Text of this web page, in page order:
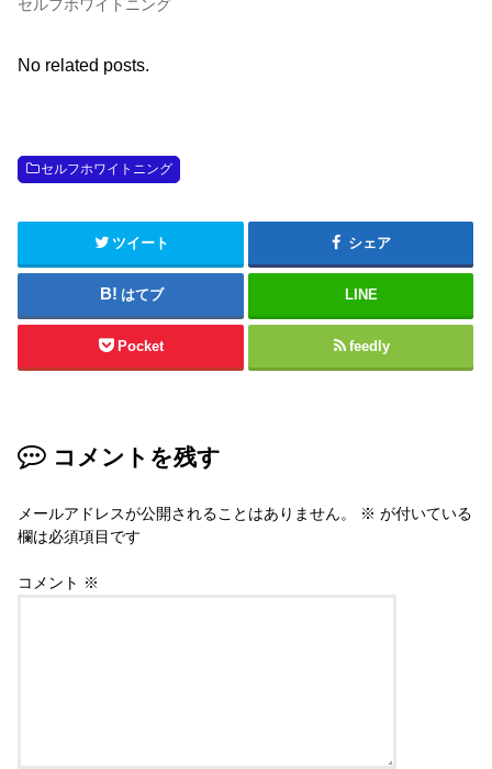
セルフホワイトニング
No related posts.
セルフホワイトニング
ツイート シェア
はてブ LINE
Pocket feedly
コメントを残す
メールアドレスが公開されることはありません。 ※ が付いている
欄は必須項目です
コメント ※